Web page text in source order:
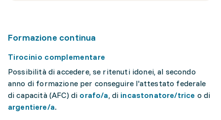
Formazione continua
Tirocinio complementare
Possibilità di accedere, se ritenuti idonei, al secondo
anno di formazione per conseguire l'attestato federale
di capacità (AFC) di orafo/a, di incastonatore/trice o di
argentiere/a.